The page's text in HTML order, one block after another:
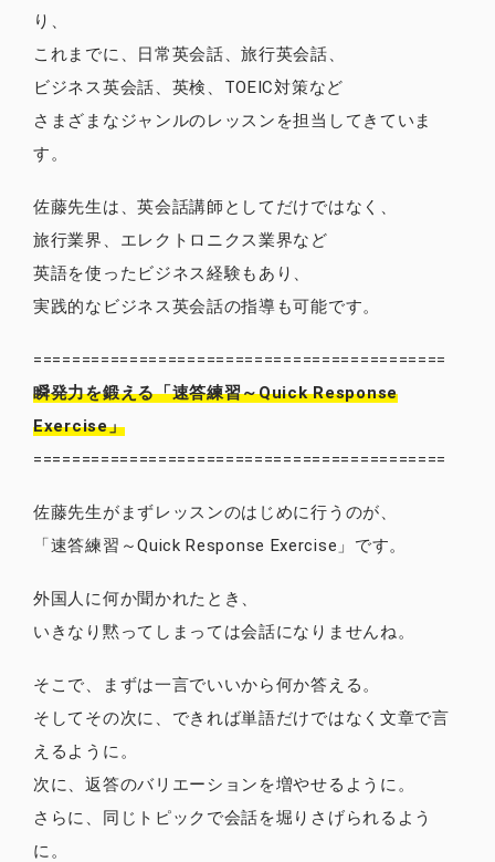
り、
これまでに、日常英会話、旅行英会話、
ビジネス英会話、英検、TOEIC対策など
さまざまなジャンルのレッスンを担当してきていま
す。
佐藤先生は、英会話講師としてだけではなく、
旅行業界、エレクトロニクス業界など
英語を使ったビジネス経験もあり、
実践的なビジネス英会話の指導も可能です。
===========================================
瞬発力を鍛える「速答練習～Quick Response
Exercise」
===========================================
佐藤先生がまずレッスンのはじめに行うのが、
「速答練習～Quick Response Exercise」です。
外国人に何か聞かれたとき、
いきなり黙ってしまっては会話になりませんね。
そこで、まずは一言でいいから何か答える。
そしてその次に、できれば単語だけではなく文章で言
えるように。
次に、返答のバリエーションを増やせるように。
さらに、同じトピックで会話を堀りさげられるよう
に。